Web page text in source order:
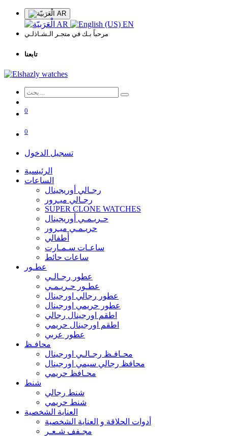
AR
AR EN
مرحباً بـك في متجـر الـشـاذلـي
تابعنا
0
0
تسجيل الدخول
الرئيسية
الساعات
رجـالي أوريجينال
رجـالي ميـرور
SUPER CLONE WATCHES
حـريـمـي أوريجينال
حريـمـي ميـرور
أطفالي
ساعـات سـمـارت
ساعات حائط
عطـور
عطور رجـالـي
عطـور حـريـمـي
عطور رجالي اورجينال
عطور حريمي اورجينال
اطقم اورجينال رجالي
اطقم اورجينال حريمي
عطور عربي
محافـظ
محـافـظ رجـالـي اورجينال
محافظ رجالي سيمي اورجينال
محـافظ حريمي
شنط
شنط رجالي
شنط حريمي
العناية الشخصية
أدوات الحلاقة و العناية الشخصية
مجـفف شـعـر